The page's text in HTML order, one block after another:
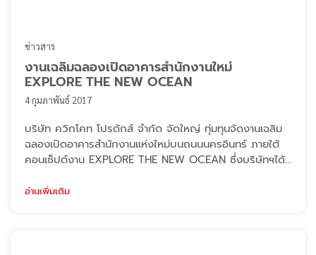
ข่าวสาร
งานเฉลิมฉลองเปิดอาคารสำนักงานใหม่
EXPLORE THE NEW OCEAN
4 กุมภาพันธ์ 2017
บริษัท ควิกโคท โปรดักส์ จำกัด จัดใหญ่ ทุ่มทุนจัดงานเฉลิม
ฉลองเปิดอาคารสำนักงานแห่งใหม่บนถนนนครอินทร์ ภายใต้
คอนเซ็ปต์งาน EXPLORE THE NEW OCEAN ซึ่งบริษัทฯได้
นนทบุรี ได้ให้เกียรติมาร่วมงานและขึ้นเวทีกล่าวต้อนรับบริษัทฯ
อ่านเพิ่มเติม